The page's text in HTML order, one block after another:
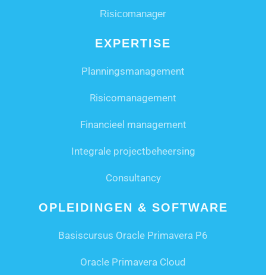
Risicomanager
EXPERTISE
Planningsmanagement
Risicomanagement
Financieel management
Integrale projectbeheersing
Consultancy
OPLEIDINGEN & SOFTWARE
Basiscursus Oracle Primavera P6
Oracle Primavera Cloud